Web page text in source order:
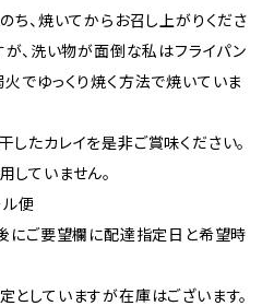
、焼いてからお召し上がりくださ
が、洗い物が面倒な私はフライパン
でゆっくり焼く方法で焼いていま
たカレイを是非ご賞味ください。
ていません。
便
にご要望欄に配達指定日と希望時
していますが在庫はございます。